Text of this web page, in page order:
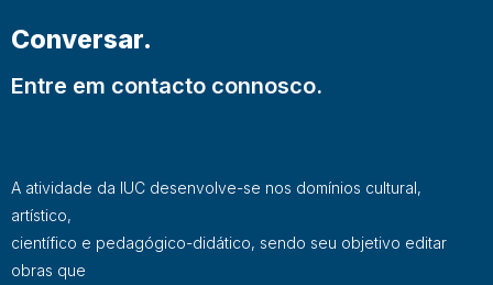
Conversar.
Entre em contacto connosco.
A atividade da IUC desenvolve-se nos domínios cultural,
artístico,
científico e pedagógico-didático, sendo seu objetivo editar
obras que